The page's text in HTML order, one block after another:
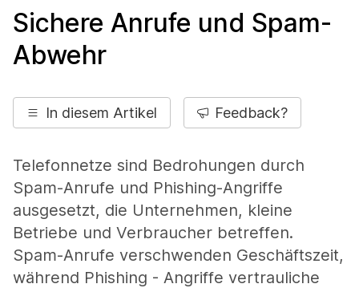
Sichere Anrufe und Spam-
Abwehr
In diesem Artikel Feedback?
Telefonnetze sind Bedrohungen durch
Spam-Anrufe und Phishing-Angriffe
ausgesetzt, die Unternehmen, kleine
Betriebe und Verbraucher betreffen.
Spam-Anrufe verschwenden Geschäftszeit,
während Phishing - Angriffe vertrauliche